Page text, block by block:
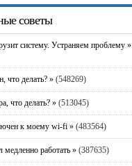
советы
систему. Устраняем проблему »
что делать? »(548269)
что делать? »(513045)
к моему wi-fi »(483564)
работать »(387635)